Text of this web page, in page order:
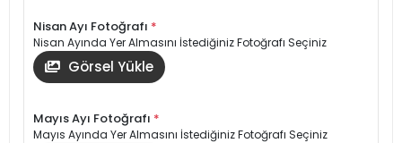
Nisan Ayı Fotoğrafı *
Nisan Ayında Yer Almasını İstediğiniz Fotoğrafı Seçiniz
Görsel Yükle
Mayıs Ayı Fotoğrafı *
Mayıs Ayında Yer Almasını İstediğiniz Fotoğrafı Seçiniz